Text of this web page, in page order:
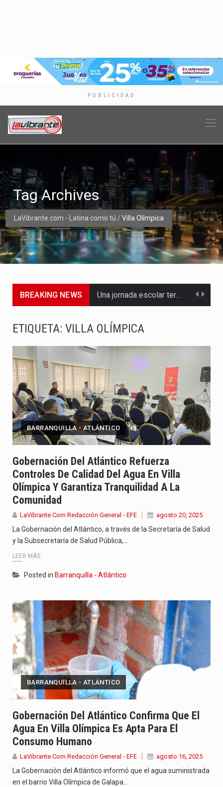
PUBLICIDAD
LaVibrante.com - Latina como tú / Villa Olímpica
Tag Archives
BREAKING NEWS Una jornada escolar terminó en tragedia este viernes 7 de…
Con una salva de 21 cañonazos se cumplieron los honores…
El presidente electo Abelardo de la Espriella aseguró que durante…
ETIQUETA: VILLA OLÍMPICA
BARRANQUILLA - ATLÁNTICO
Gobernación Del Atlántico Refuerza
Controles De Calidad Del Agua En Villa
Olímpica Y Garantiza Tranquilidad A La
Comunidad
LaVibrante.Com Redacción General - EFE agosto 20, 2025
La Gobernación del Atlántico, a través de la Secretaría de Salud
y la Subsecretaría de Salud Pública,…
LEER MÁS
Posted in Barranquilla - Atlántico
BARRANQUILLA - ATLÁNTICO
Gobernación Del Atlántico Confirma Que El
Agua En Villa Olímpica Es Apta Para El
Consumo Humano
LaVibrante.Com Redacción General - EFE agosto 16, 2025
La Gobernación del Atlántico informó que el agua suministrada
en el barrio Villa Olímpica de Galapa…